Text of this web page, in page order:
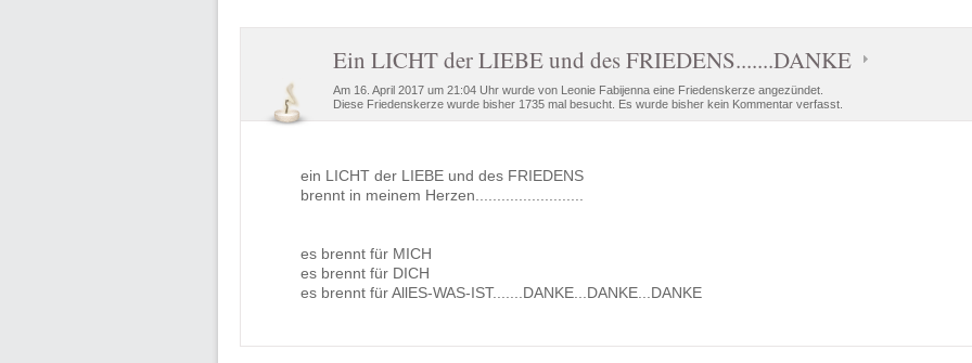
Ein LICHT der LIEBE und des FRIEDENS.......DANKE
Am 16. April 2017 um 21:04 Uhr wurde von Leonie Fabijenna eine Friedenskerze angezündet.
Diese Friedenskerze wurde bisher 1735 mal besucht. Es wurde bisher kein Kommentar verfasst.
ein LICHT der LIEBE und des FRIEDENS
brennt in meinem Herzen.........................
es brennt für MICH
es brennt für DICH
es brennt für AllES-WAS-IST.......DANKE...DANKE...DANKE